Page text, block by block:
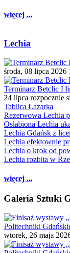
więcej ...
Lechia
środa, 08 lipca 2026
Terminarz Betclic I
24 lipca rozpocznie
Tablica Łazarka
Rezerwowa Lechia
Osłabiona Lechia
Lechia Gdańsk z
Lechia efektownie
Lechia o krok od
Lechia rozbita w
więcej ...
Galeria Sztuki
wtorek, 26 maja